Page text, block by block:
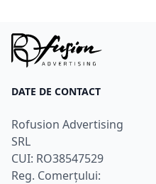
DATE DE CONTACT
Rofusion Advertising
SRL
CUI: RO38547529
Reg. Comerțului: